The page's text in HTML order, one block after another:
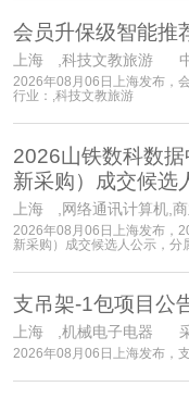
会员升保级智能推
上海 ,科技文教旅游
2026年08月06日上海发布，
行业：,科技文教旅游
2026山铁数科数
新采购）成交候选
上海 ,网络通讯计算机
2026年08月06日上海发布，
新采购）成交候选人公示，分
支吊架-1包项目公
上海 ,机械电子电器
2026年08月06日上海发布，